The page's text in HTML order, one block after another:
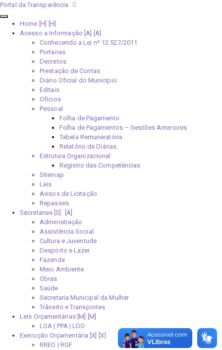
Portal da Transparência
Home [H]
Acesso a Informação [A]
Conhecendo a Lei nº 12.527/2011
Portarias
Decretos
Prestação de Contas
Diário Oficial do Município
Editais
Ofícios
Pessoal
Folha de Pagamento
Folha de Pagamentos – Gestões Anteriores
Tabela Remuneratória
Relatório de Diárias
Estrutura Organizacional
Registro das Competências
Sitemap
Leis
Avisos de Licitação
Repasses
Secretarias [S]
Administração
Assistência Social
Cultura e Juventude
Desporto e Lazer
Fazenda
Meio Ambiente
Obras
Saúde
Secretaria Municipal da Mulher
Trânsito e Transportes
Leis Orçamentárias [M]
LOA | PPA | LDO
Execução Orçamentária [X]
RREO | RGF